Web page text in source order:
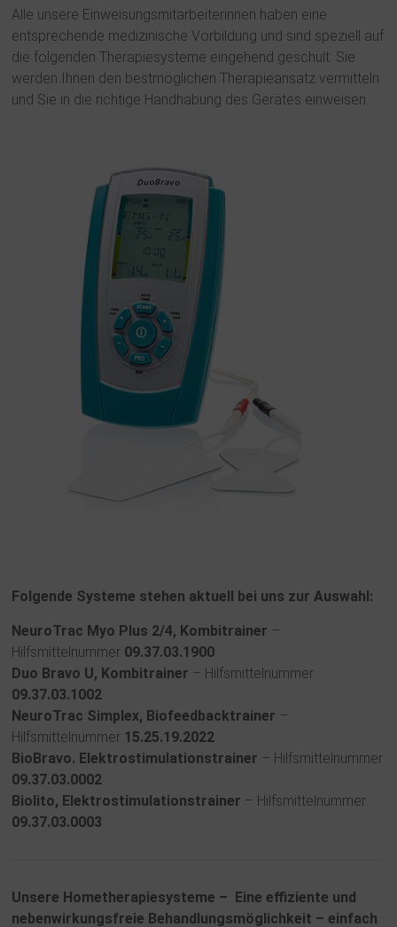
Alle unsere Einweisungsmitarbeiterinnen haben eine
entsprechende medizinische Vorbildung und sind speziell auf
die folgenden Therapiesysteme eingehend geschult. Sie
werden Ihnen den bestmöglichen Therapieansatz vermitteln
und Sie in die richtige Handhabung des Gerätes einweisen.
Folgende Systeme stehen aktuell bei uns zur Auswahl:
NeuroTrac Myo Plus 2/4, Kombitrainer –
Hilfsmittelnummer 09.37.03.1900
Duo Bravo U, Kombitrainer – Hilfsmittelnummer
09.37.03.1002
NeuroTrac Simplex, Biofeedbacktrainer –
Hilfsmittelnummer 15.25.19.2022
BioBravo. Elektrostimulationstrainer – Hilfsmittelnummer
09.37.03.0002
Biolito, Elektrostimulationstrainer – Hilfsmittelnummer
09.37.03.0003
Unsere Hometherapiesysteme –
Eine effiziente und
nebenwirkungsfreie Behandlungsmöglichkeit – einfach